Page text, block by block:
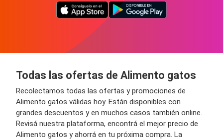
Todas las ofertas de Alimento gatos
Recolectamos todas las ofertas y promociones de
Alimento gatos válidas hoy. Están disponibles con
grandes descuentos y en muchos casos también online.
Revisá nuestra plataforma, encontrá el mejor precio de
Alimento gatos y ahorrá en tu próxima compra. La